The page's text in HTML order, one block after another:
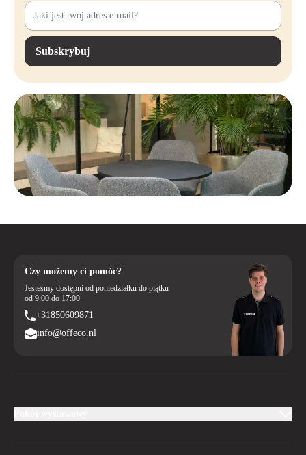
Subskrybuj
Czy możemy ci pomóc?
Jesteśmy dostępni od poniedziałku do piątku
od 9:00 do 17:00.
+31850609871
info@offeco.nl